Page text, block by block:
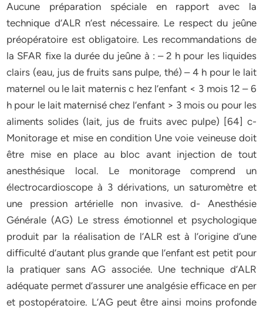
Aucune préparation spéciale en rapport avec la
technique d’ALR n’est nécessaire. Le respect du jeûne
préopératoire est obligatoire. Les recommandations de
la SFAR fixe la durée du jeûne à : – 2 h pour les liquides
clairs (eau, jus de fruits sans pulpe, thé) – 4 h pour le lait
maternel ou le lait maternis c hez l’enfant < 3 mois 12 – 6
h pour le lait maternisé chez l’enfant > 3 mois ou pour les
aliments solides (lait, jus de fruits avec pulpe) [64] c-
Monitorage et mise en condition Une voie veineuse doit
être mise en place au bloc avant injection de tout
anesthésique local. Le monitorage comprend un
électrocardioscope à 3 dérivations, un saturomètre et
une pression artérielle non invasive. d- Anesthésie
Générale (AG) Le stress émotionnel et psychologique
produit par la réalisation de l’ALR est à l’origine d’une
difficulté d’autant plus grande que l’enfant est petit pour
la pratiquer sans AG associée. Une technique d’ALR
adéquate permet d’assurer une analgésie efficace en per
et postopératoire. L’AG peut être ainsi moins profonde